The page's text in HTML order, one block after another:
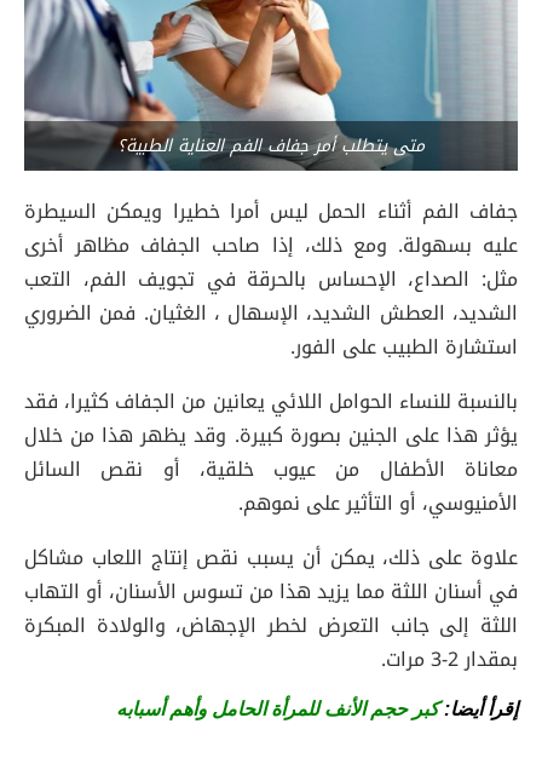
متى يتطلب أمر جفاف الفم العناية الطبية؟
جفاف الفم أثناء الحمل ليس أمرا خطيرا ويمكن السيطرة
عليه بسهولة. ومع ذلك، إذا صاحب الجفاف مظاهر أخرى
مثل: الصداع، الإحساس بالحرقة في تجويف الفم، التعب
الشديد، العطش الشديد، الإسهال ، الغثيان. فمن الضروري
استشارة الطبيب على الفور.
بالنسبة للنساء الحوامل اللائي يعانين من الجفاف كثيرا، فقد
يؤثر هذا على الجنين بصورة كبيرة. وقد يظهر هذا من خلال
معاناة الأطفال من عيوب خلقية، أو نقص السائل
الأمنيوسي، أو التأثير على نموهم.
علاوة على ذلك، يمكن أن يسبب نقص إنتاج اللعاب مشاكل
في أسنان اللثة مما يزيد هذا من تسوس الأسنان، أو التهاب
اللثة إلى جانب التعرض لخطر الإجهاض، والولادة المبكرة
بمقدار 2-3 مرات.
إقرأ أيضا:كبر حجم الأنف للمرأة الحامل وأهم أسبابه